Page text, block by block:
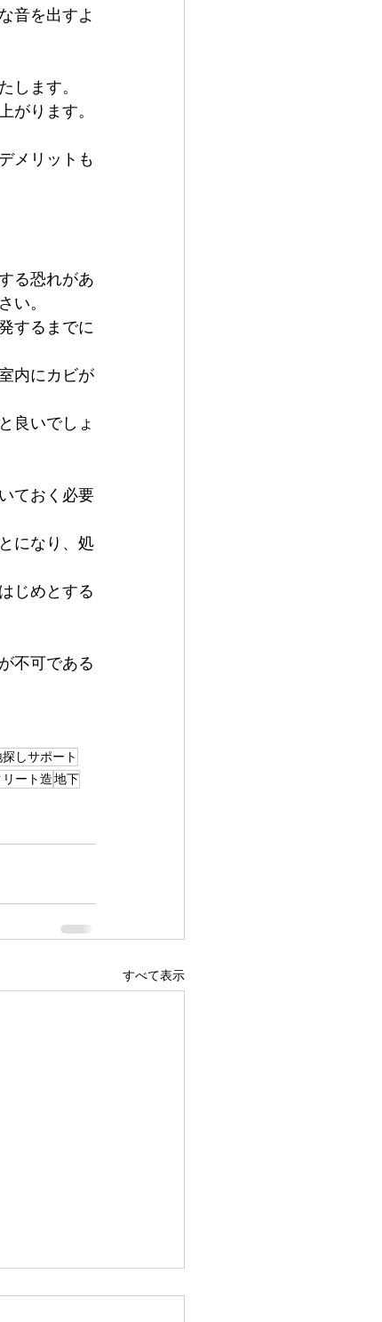
音を出すよ
します。
がります。
メリットも
る恐れがあ
い。
するまでに
内にカビが
良いでしょ
ておく必要
になり、処
じめとする
不可である
探しサポート
ート造地下
すべて表示